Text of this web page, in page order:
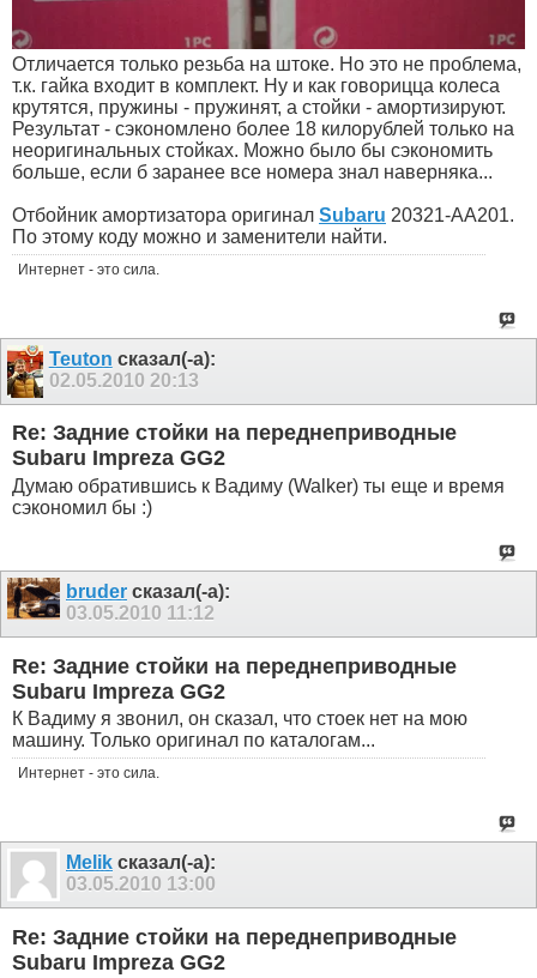
Отличается только резьба на штоке. Но это не проблема,
т.к. гайка входит в комплект. Ну и как говорицца колеса
крутятся, пружины - пружинят, а стойки - амортизируют.
Результат - сэкономлено более 18 килорублей только на
неоригинальных стойках. Можно было бы сэкономить
больше, если б заранее все номера знал наверняка...
Отбойник амортизатора оригинал Subaru 20321-AA201.
По этому коду можно и заменители найти.
Интернет - это сила.
Teuton сказал(-а):
02.05.2010 20:13
Re: Задние стойки на переднеприводные
Subaru Impreza GG2
Думаю обратившись к Вадиму (Walker) ты еще и время
сэкономил бы :)
bruder сказал(-а):
03.05.2010 11:12
Re: Задние стойки на переднеприводные
Subaru Impreza GG2
К Вадиму я звонил, он сказал, что стоек нет на мою
машину. Только оригинал по каталогам...
Интернет - это сила.
Melik сказал(-а):
03.05.2010 13:00
Re: Задние стойки на переднеприводные
Subaru Impreza GG2